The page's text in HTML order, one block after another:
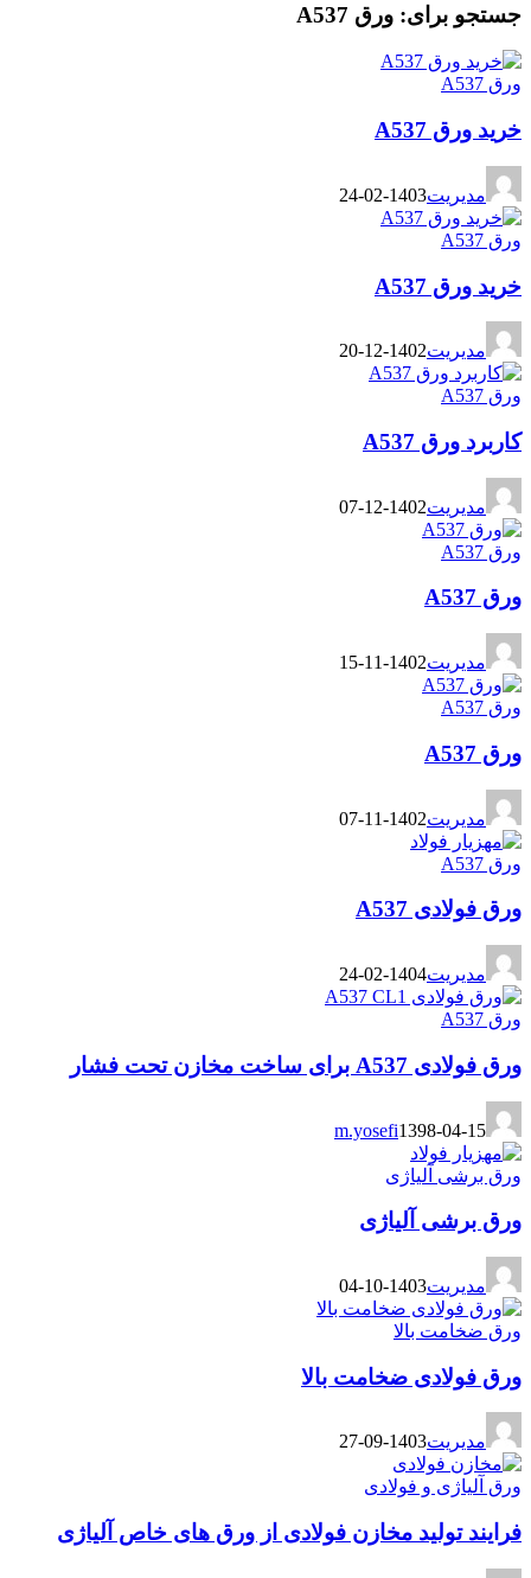
جستجو برای: ورق A537
ورق A537
خرید ورق A537
مدیریت1403-02-24
ورق A537
خرید ورق A537
مدیریت1402-12-20
ورق A537
کاربرد ورق A537
مدیریت1402-12-07
ورق A537
ورق A537
مدیریت1402-11-15
ورق A537
ورق A537
مدیریت1402-11-07
ورق A537
ورق فولادی A537
مدیریت1404-02-24
ورق A537
ورق فولادی A537 برای ساخت مخازن تحت فشار
m.yosefi1398-04-15
ورق برشی آلیاژی
ورق برشی آلیاژی
مدیریت1403-10-04
ورق ضخامت بالا
ورق فولادی ضخامت بالا
مدیریت1403-09-27
ورق آلیاژی و فولادی
فرایند تولید مخازن فولادی از ورق های خاص آلیاژی